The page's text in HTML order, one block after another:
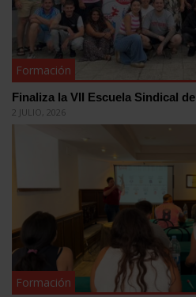
Formación
Finaliza la VII Escuela Sindical
2 JULIO, 2026
Formación